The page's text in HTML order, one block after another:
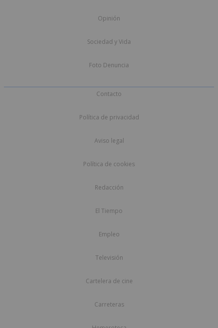
Opinión
Sociedad y Vida
Foto Denuncia
Contacto
Política de privacidad
Aviso legal
Política de cookies
Redacción
El Tiempo
Empleo
Televisión
Cartelera de cine
Carreteras